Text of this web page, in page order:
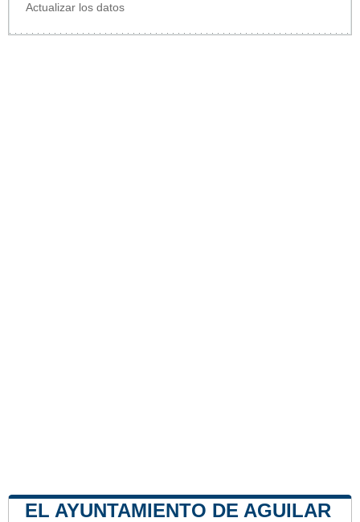
Actualizar los datos
EL AYUNTAMIENTO DE AGUILAR